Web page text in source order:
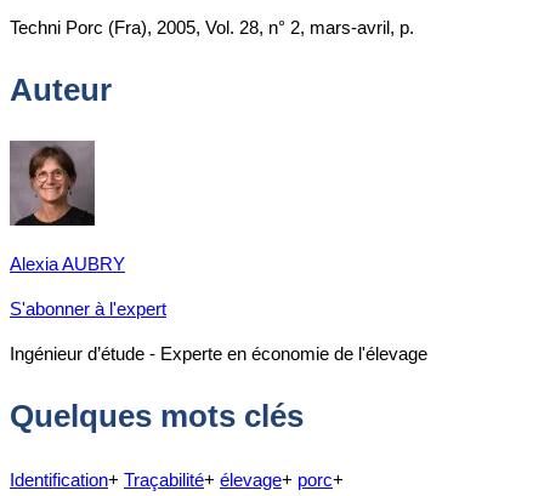
Techni Porc (Fra), 2005, Vol. 28, n° 2, mars-avril, p.
Auteur
Alexia AUBRY
S'abonner à l'expert
Ingénieur d’étude - Experte en économie de l'élevage
Quelques mots clés
Identification+ Traçabilité+ élevage+ porc+